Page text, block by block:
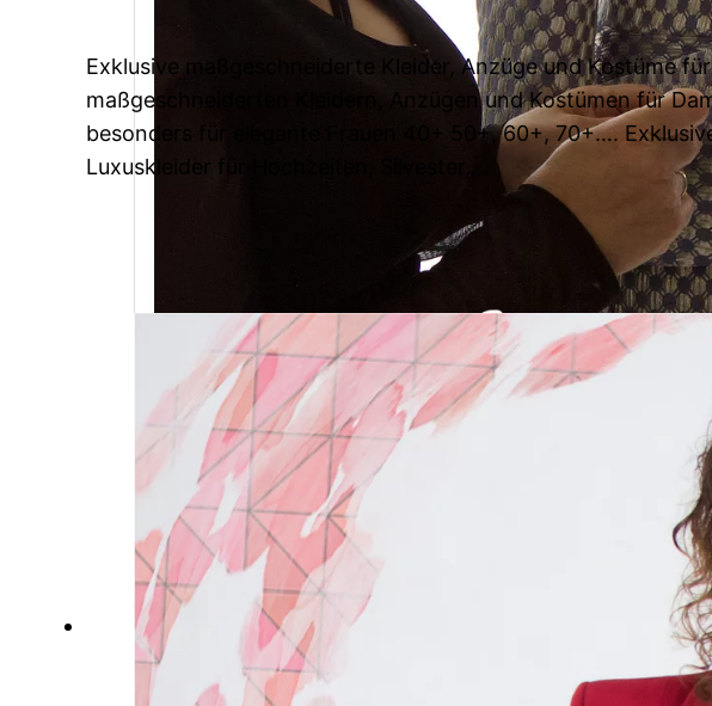
Exklusive maßgeschneiderte Kleider, Anzüge und Kostüme
maßgeschneiderten Kleidern, Anzügen und Kostümen für
besonders für elegante Frauen 40+ 50+, 60+, 70+….
Luxuskleider für Hochzeiten, Silvester,…